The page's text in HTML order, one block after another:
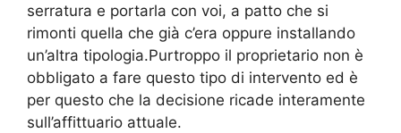
serratura e portarla con voi, a patto che si
rimonti quella che già c’era oppure installando
un’altra tipologia.Purtroppo il proprietario non è
obbligato a fare questo tipo di intervento ed è
per questo che la decisione ricade interamente
sull’affittuario attuale.